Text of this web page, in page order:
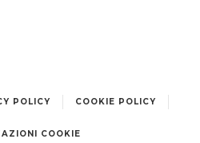
POLICY COOKIE POLICY
COOKIE